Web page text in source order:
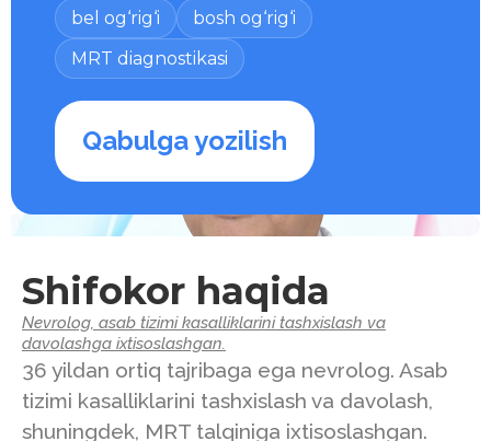
bel og‘rig‘i
bosh og‘rig‘i
MRT diagnostikasi
Qabulga yozilish
Shifokor haqida
Nevrolog, asab tizimi kasalliklarini tashxislash va
davolashga ixtisoslashgan.
36 yildan ortiq tajribaga ega nevrolog. Asab
tizimi kasalliklarini tashxislash va davolash,
shuningdek, MRT talqiniga ixtisoslashgan.